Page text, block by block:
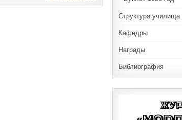
Структура училища
Кафедры
Награды
Библиография